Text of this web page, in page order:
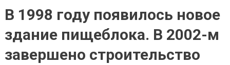
В 1998 году появилось новое
здание пищеблока. В 2002-м
завершено строительство